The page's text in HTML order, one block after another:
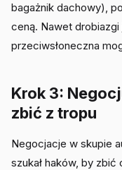
bagażnik dachowy),
ceną. Nawet drobiazgi
przeciwsłoneczna
Krok 3:
zbić z tropu
Negocjacje w skupie
szukał haków, by